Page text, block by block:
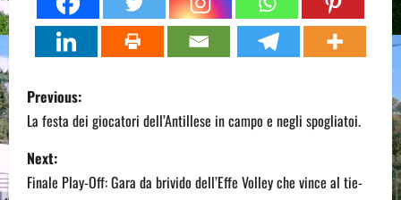
P
o
s
Previous:
La festa dei giocatori dell’Antillese in campo e negli spogliatoi.
Next:
Finale Play-Off: Gara da brivido dell’Effe Volley che vince al tie-